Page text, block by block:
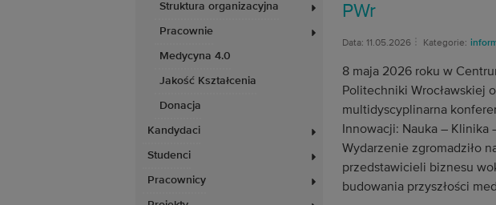
Struktura organizacyjna
Pracownie
Medycyna 4.0
Jakość Kształcenia
Donacja
Kandydaci
Studenci
Pracownicy
PWr
Data: 11.05.2026 Kategorie:
8 maja 2026 roku w
Politechniki Wrocławskiej
multidyscyplinarna
Innowacji: Nauka – Klinika
Wydarzenie zgromadziło
przedstawicieli biznesu
budowania przyszłości